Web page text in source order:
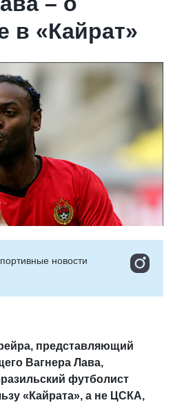
в «Кайрат»
новости
представляющий
Вагнера Лава,
футболист
«Кайрата», а не ЦСКА,